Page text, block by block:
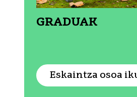
GRADUAK
Eskaintza osoa